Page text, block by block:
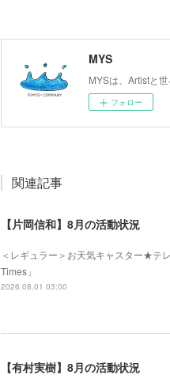
MYS
MYSは、Artistと
フォロー
関連記事
【片岡信和】8月の活動状況
＜レギュラー＞お天気キャスター★テ
Times」
2026.08.01 03:00
【有村実樹】8月の活動状況